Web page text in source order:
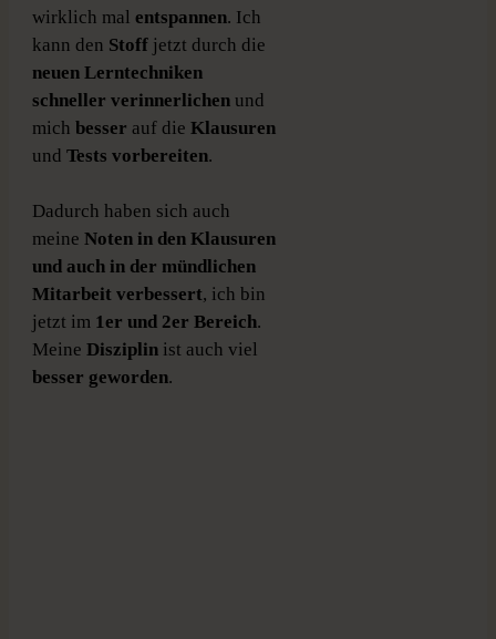
wirklich mal entspannen. Ich
kann den Stoff jetzt durch die
neuen Lerntechniken
schneller verinnerlichen und
mich besser auf die Klausuren
und Tests vorbereiten.
Dadurch haben sich auch
meine Noten in den Klausuren
und auch in der mündlichen
Mitarbeit verbessert, ich bin
jetzt im 1er und 2er Bereich.
Meine Disziplin ist auch viel
besser geworden.